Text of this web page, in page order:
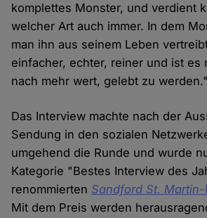
komplettes Monster, und verdient
welcher Art auch immer. In dem
man ihn aus seinem Leben
einfacher, echter, reiner und ist es
nach mehr wert, gelebt zu werden."
Das Interview machte nach der
Sendung in den sozialen
umgehend die Runde und wurde
Kategorie "Bestes Interview des
renommierten Sandford St. Martin-
Mit dem Preis werden